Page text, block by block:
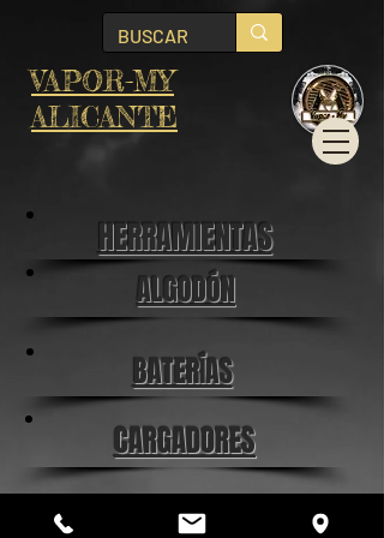
VAPOR-MY
ALICANTE
HERRAMIENTAS
ALGODÓN
BATERÍAS
CARGADORES
DEPÓSITOS